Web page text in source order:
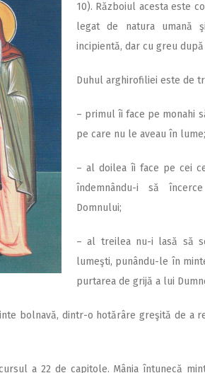
10). Războiul acesta este
legat de natura umană
incipientă, dar cu greu
Duhul arghirofiliei este de
– primul îi face pe monahi
pe care nu le aveau în lume;
– al doilea îi face pe cei
îndemnându-i să
Domnului;
– al treilea nu-i lasă să
lumeşti, punându-le în
purtarea de grijă a lui
bolnavă, dintr-o hotărâre greşită de a
a 22 de capitole. Mânia întunecă